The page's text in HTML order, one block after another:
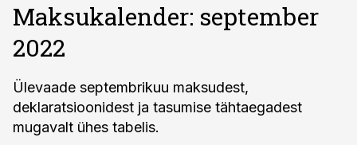
Maksukalender: september
2022
Ülevaade septembrikuu maksudest,
deklaratsioonidest ja tasumise tähtaegadest
mugavalt ühes tabelis.